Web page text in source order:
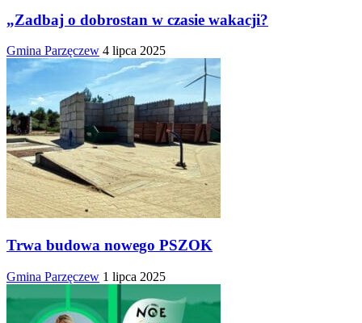
„Zadbaj o dobrostan w czasie wakacji?
Gmina Parzęczew 4 lipca 2025
Trwa budowa nowego PSZOK
Gmina Parzęczew 1 lipca 2025